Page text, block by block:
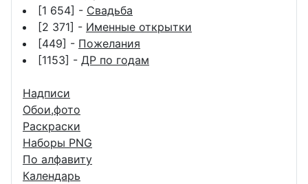
[1 654] - Свадьба
[2 371] - Именные открытки
[449] - Пожелания
[1153] - ДР по годам
Надписи
Обои,фото
Раскраски
Наборы PNG
По алфавиту
Календарь